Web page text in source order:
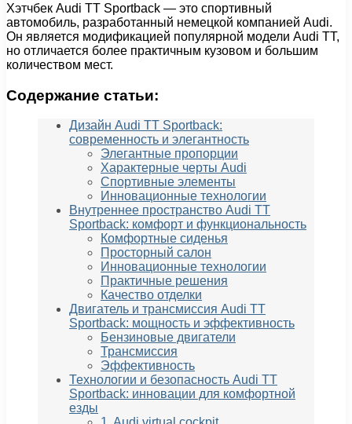
Хэтчбек Audi TT Sportback — это спортивный
автомобиль, разработанный немецкой компанией Audi.
Он является модификацией популярной модели Audi TT,
но отличается более практичным кузовом и большим
количеством мест.
Содержание статьи:
Дизайн Audi TT Sportback:
современность и элегантность
Элегантные пропорции
Характерные черты Audi
Спортивные элементы
Инновационные технологии
Внутреннее пространство Audi TT
Sportback: комфорт и функциональность
Комфортные сиденья
Просторный салон
Инновационные технологии
Практичные решения
Качество отделки
Двигатель и трансмиссия Audi TT
Sportback: мощность и эффективность
Бензиновые двигатели
Трансмиссия
Эффективность
Технологии и безопасность Audi TT
Sportback: инновации для комфортной
езды